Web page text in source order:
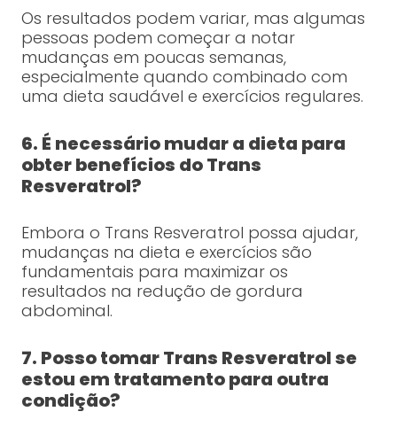
Os resultados podem variar, mas algumas
pessoas podem começar a notar
mudanças em poucas semanas,
especialmente quando combinado com
uma dieta saudável e exercícios regulares.
6. É necessário mudar a dieta para
obter benefícios do Trans
Resveratrol?
Embora o Trans Resveratrol possa ajudar,
mudanças na dieta e exercícios são
fundamentais para maximizar os
resultados na redução de gordura
abdominal.
7. Posso tomar Trans Resveratrol se
estou em tratamento para outra
condição?